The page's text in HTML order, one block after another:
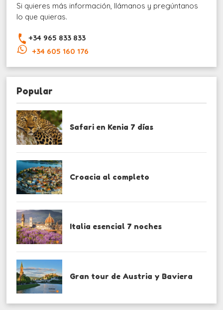
Si quieres más información, llámanos y pregúntanos
lo que quieras.
+34 965 833 833
+34 605 160 176
Popular
Safari en Kenia 7 días
Croacia al completo
Italia esencial 7 noches
Gran tour de Austria y Baviera